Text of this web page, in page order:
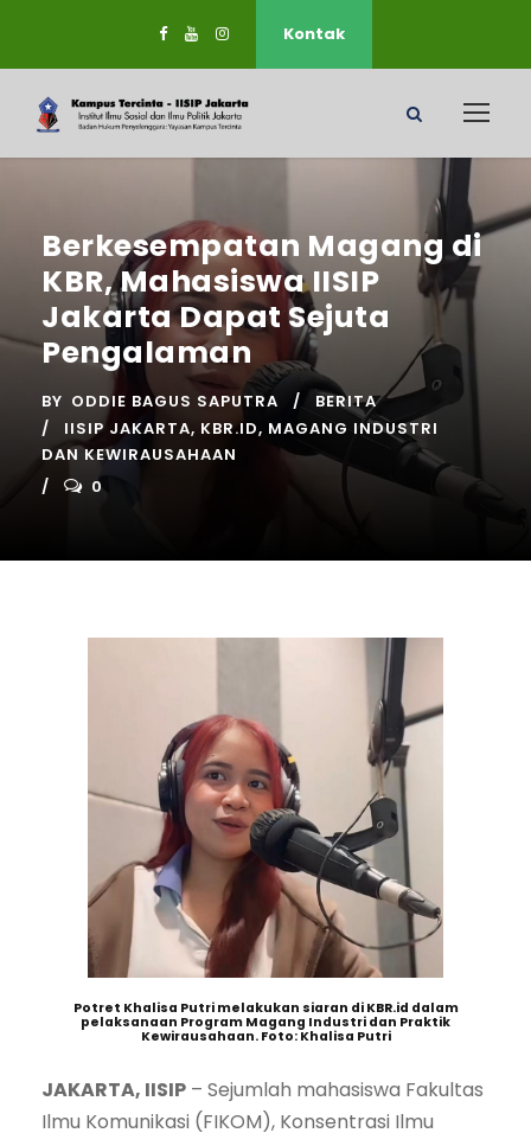
Kontak
Berkesempatan Magang di
KBR, Mahasiswa IISIP
Jakarta Dapat Sejuta
Pengalaman
BY ODDIE BAGUS SAPUTRA
BERITA
IISIP JAKARTA, KBR.ID, MAGANG INDUSTRI
DAN KEWIRAUSAHAAN
0
Potret Khalisa Putri melakukan siaran di KBR.id dalam
pelaksanaan Program Magang Industri dan Praktik
Kewirausahaan. Foto: Khalisa Putri
JAKARTA, IISIP – Sejumlah mahasiswa Fakultas
Ilmu Komunikasi (FIKOM), Konsentrasi Ilmu